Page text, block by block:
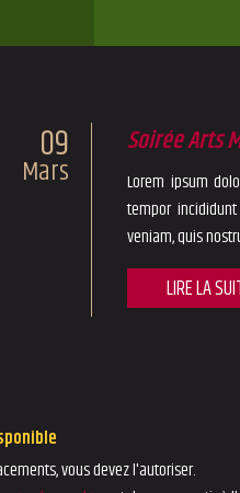
09
Mars
Soirée Arts
Lorem ipsum
tempor
veniam, quis
LIRE LA
vous devez l'autoriser.